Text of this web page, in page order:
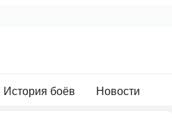
История боёв Новости